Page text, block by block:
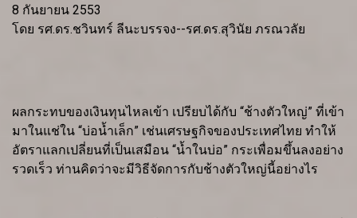
8 กันยายน 2553
โดย รศ.ดร.ชวินทร์ ลีนะบรรจง--รศ.ดร.สุวินัย ภรณวลัย
ผลกระทบของเงินทุนไหลเข้า เปรียบได้กับ “ช้างตัวใหญ่” ที่เข้า
มาในแช่ใน “บ่อน้ำเล็ก” เช่นเศรษฐกิจของประเทศไทย ทำให้
อัตราแลกเปลี่ยนที่เป็นเสมือน “น้ำในบ่อ” กระเพื่อมขึ้นลงอย่าง
รวดเร็ว ท่านคิดว่าจะมีวิธีจัดการกับช้างตัวใหญ่นี้อย่างไร